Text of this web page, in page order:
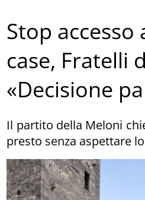
Stop accesso
case, Fratelli
«Decisione
Il partito della Meloni
presto senza aspettare